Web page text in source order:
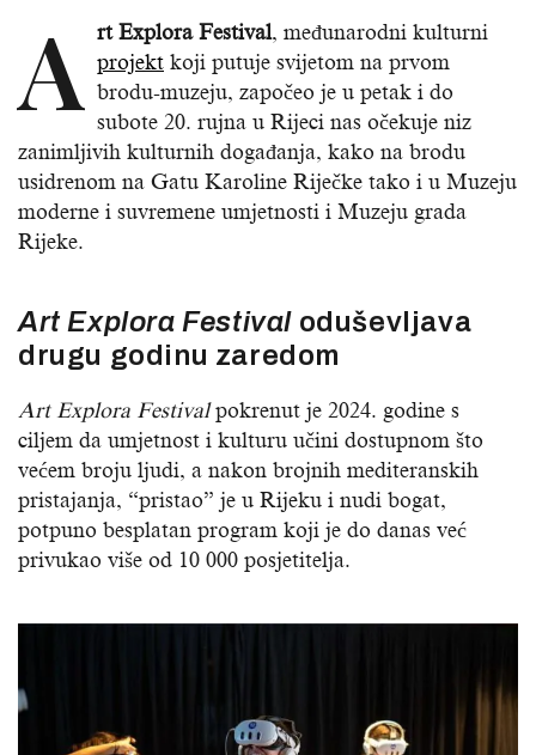
A rt Explora Festival, međunarodni kulturni
projekt koji putuje svijetom na prvom
brodu-muzeju, započeo je u petak i do
subote 20. rujna u Rijeci nas očekuje niz
zanimljivih kulturnih događanja, kako na brodu
usidrenom na Gatu Karoline Riječke tako i u Muzeju
moderne i suvremene umjetnosti i Muzeju grada
Rijeke.
Art Explora Festival oduševljava
drugu godinu zaredom
Art Explora Festivalpokrenut je 2024. godine s
ciljem da umjetnost i kulturu učini dostupnom što
većem broju ljudi, a nakon brojnih mediteranskih
pristajanja, “pristao” je u Rijeku i nudi bogat,
potpuno besplatan program koji je do danas već
privukao više od 10 000 posjetitelja.